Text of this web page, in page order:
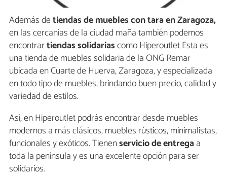
Además detiendas de muebles con tara en Zaragoza,
en las cercanías de la ciudad maña también podemos
encontrartiendas solidariascomo Hiperoutlet Esta es
una tienda de muebles solidaria de la ONG Remar
ubicada en Cuarte de Huerva, Zaragoza, y especializada
en todo tipo de muebles, brindando buen precio, calidad y
variedad de estilos.
Así, en Hiperoutlet podrás encontrar desde muebles
modernos a más clásicos, muebles rústicos, minimalistas,
funcionales y exóticos. Tienenservicio de entregaa
toda la península y es una excelente opción para ser
solidarios.